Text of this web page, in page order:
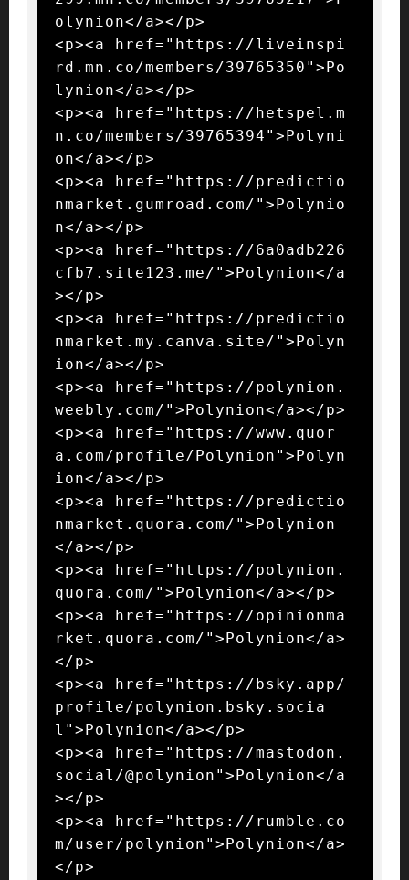
olynion</a></p>
<p><a href="https://liveinspi
rd.mn.co/members/39765350">Po
lynion</a></p>
<p><a href="https://hetspel.m
n.co/members/39765394">Polyni
on</a></p>
<p><a href="https://predictio
nmarket.gumroad.com/">Polynio
n</a></p>
<p><a href="https://6a0adb226
cfb7.site123.me/">Polynion</a
></p>
<p><a href="https://predictio
nmarket.my.canva.site/">Polyn
ion</a></p>
<p><a href="https://polynion.
weebly.com/">Polynion</a></p>
<p><a href="https://www.quor
a.com/profile/Polynion">Polyn
ion</a></p>
<p><a href="https://predictio
nmarket.quora.com/">Polynion
</a></p>
<p><a href="https://polynion.
quora.com/">Polynion</a></p>
<p><a href="https://opinionma
rket.quora.com/">Polynion</a>
</p>
<p><a href="https://bsky.app/
profile/polynion.bsky.socia
l">Polynion</a></p>
<p><a href="https://mastodon.
social/@polynion">Polynion</a
></p>
<p><a href="https://rumble.co
m/user/polynion">Polynion</a>
</p>